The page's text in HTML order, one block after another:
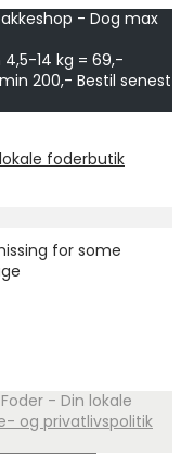
- Dog max
14 kg = 69,-
200,- Bestil senest
foderbutik
for some
- Din lokale
og privatlivspolitik